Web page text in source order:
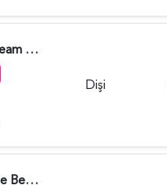
Pomeranian Boo Cream Beyaz Yavrumuz - 6251
Dişi
Kore Teacup Poodle Bebekler - 6428